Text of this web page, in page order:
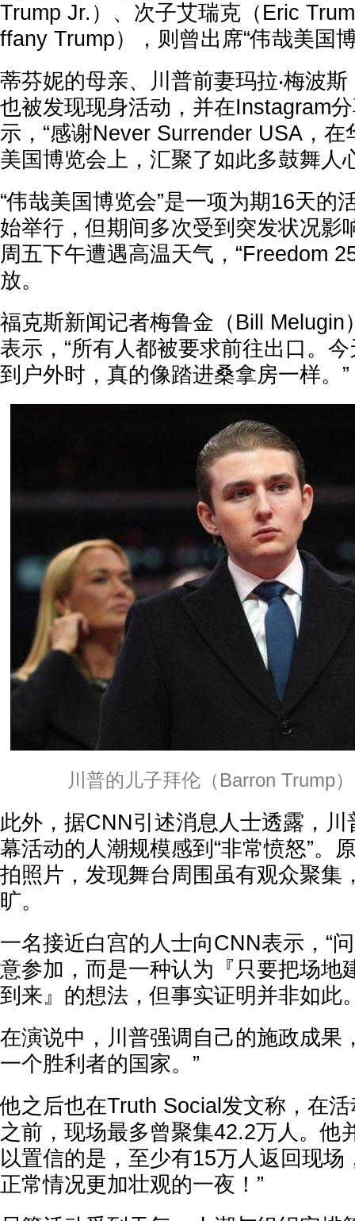
Trump Jr.）、次子艾瑞克（Eric
ffany Trump），则曾出席“伟哉美国
蒂芬妮的母亲、川普前妻玛拉‧梅波
也被发现现身活动，并在Instagram
示，“感谢Never Surrender USA，在
美国博览会上，汇聚了如此多鼓舞人
“伟哉美国博览会”是一项为期16天的
始举行，但期间多次受到突发状况影
周五下午遭遇高温天气，“Freedom
放。
福克斯新闻记者梅鲁金（Bill Melugin
表示，“所有人都被要求前往出口。
到户外时，真的像踏进桑拿房一样。”
川普的儿子拜伦（Barron Trump
此外，据CNN引述消息人士透露，
幕活动的人潮规模感到“非常愤怒”。
拍照片，发现舞台周围虽有观众聚集
旷。
一名接近白宫的人士向CNN表示，“
意参加，而是一种认为『只要把场地
到来』的想法，但事实证明并非如此
在演说中，川普强调自己的施政成果
一个胜利者的国家。”
他之后也在Truth Social发文称，在
之前，现场最多曾聚集42.2万人。他
以置信的是，至少有15万人返回现场
正常情况更加壮观的一夜！”